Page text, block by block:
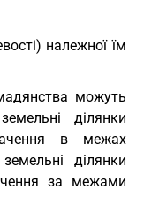
належної їм
можуть
ділянки
в межах
ділянки
за межами